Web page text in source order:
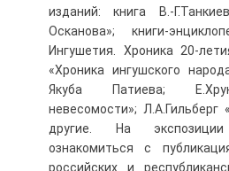
изданий: книга В.-
Осканова»; книги-
Ингушетия. Хроника 20-
«Хроника ингушского
Якуба Патиева;
невесомости»; Л.А.Гильберг
другие. На
ознакомиться с
российских и